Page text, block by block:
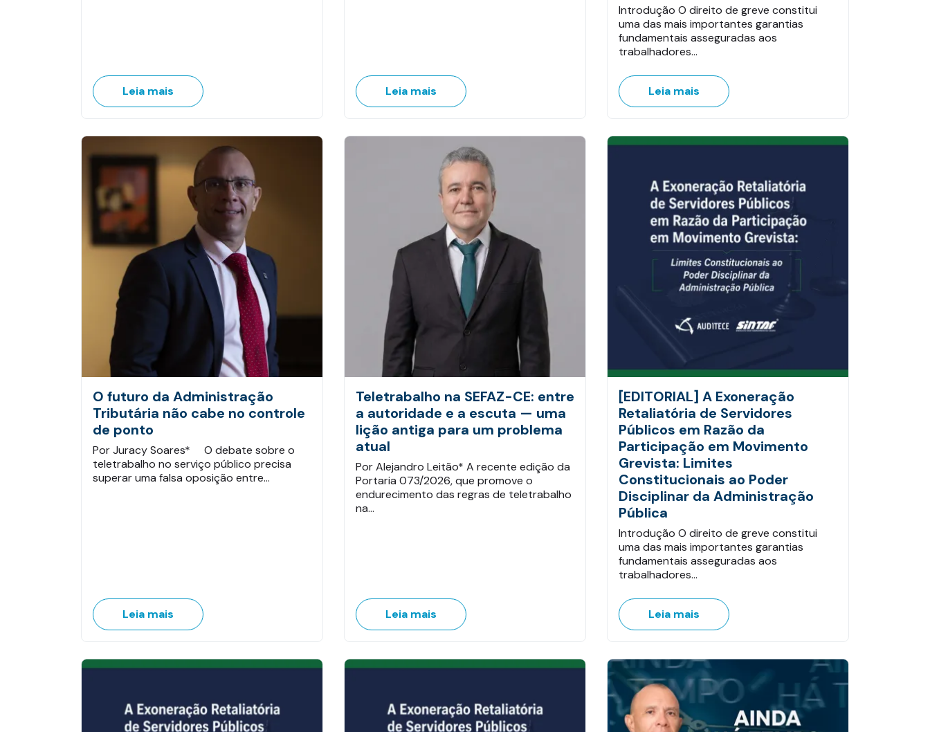
Leia mais Leia mais
Introdução O direito de greve constitui
uma das mais importantes garantias
fundamentais asseguradas aos
trabalhadores…
Leia mais
O futuro da Administração
Tributária não cabe no controle
de ponto
Por Juracy Soares* O debate sobre o
teletrabalho no serviço público precisa
superar uma falsa oposição entre…
Leia mais
Teletrabalho na SEFAZ-CE: entre
a autoridade e a escuta — uma
lição antiga para um problema
atual
Por Alejandro Leitão* A recente edição da
Portaria 073/2026, que promove o
endurecimento das regras de teletrabalho
na…
Leia mais
[EDITORIAL] A Exoneração
Retaliatória de Servidores
Públicos em Razão da
Participação em Movimento
Grevista: Limites
Constitucionais ao Poder
Disciplinar da Administração
Pública
Introdução O direito de greve constitui
uma das mais importantes garantias
fundamentais asseguradas aos
trabalhadores…
Leia mais